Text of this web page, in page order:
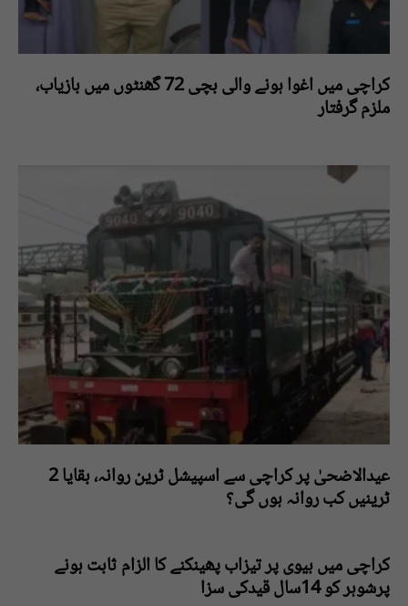
کراچی میں اغوا ہونے والی بچی 72 گھنٹوں میں بازیاب،
ملزم گرفتار
عیدالاضحیٰ پر کراچی سے اسپیشل ٹرین روانہ، بقایا 2
ٹرینیں کب روانہ ہوں گی؟
کراچی میں بیوی پر تیزاب پھینکنے کا الزام ثابت ہونے
پرشوہر کو 14سال قیدکی سزا